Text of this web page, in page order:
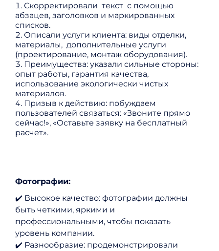
Скорректировали текст с помощью
абзацев, заголовков и маркированных
списков.
Описали услуги клиента: виды отделки,
материалы, дополнительные услуги
(проектирование, монтаж оборудования).
Преимущества: указали сильные стороны:
опыт работы, гарантия качества,
использование экологически чистых
материалов.
Призыв к действию: побуждаем
пользователей связаться: «Звоните прямо
сейчас!», «Оставьте заявку на бесплатный
расчет».
Фотографии:
✔️ Высокое качество: фотографии должны
быть четкими, яркими и
профессиональными, чтобы показать
уровень компании.
✔️ Разнообразие: продемонстрировали